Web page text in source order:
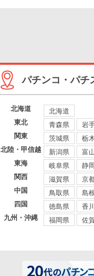
パチンコ・パチ
北海道
北海道
東北
青森県 岩
関東
茨城県 栃
北陸・甲信越
新潟県 富
東海
岐阜県 静
関西
滋賀県 京
中国
鳥取県 島
四国
徳島県 香
九州・沖縄
福岡県 佐